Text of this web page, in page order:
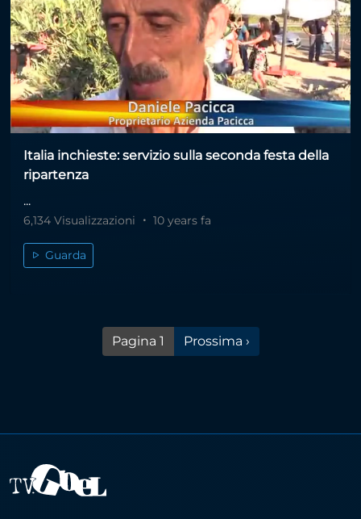
Italia inchieste: servizio sulla seconda festa della
ripartenza
...
6,134 Visualizzazioni 10 years fa
Guarda
Pagina 1 Pagina successiva
Prossima ›